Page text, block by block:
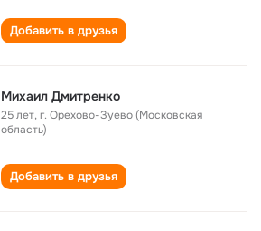
Добавить в друзья
Михаил Дмитренко
25 лет,г. Орехово-Зуево (Московская
область)
Добавить в друзья